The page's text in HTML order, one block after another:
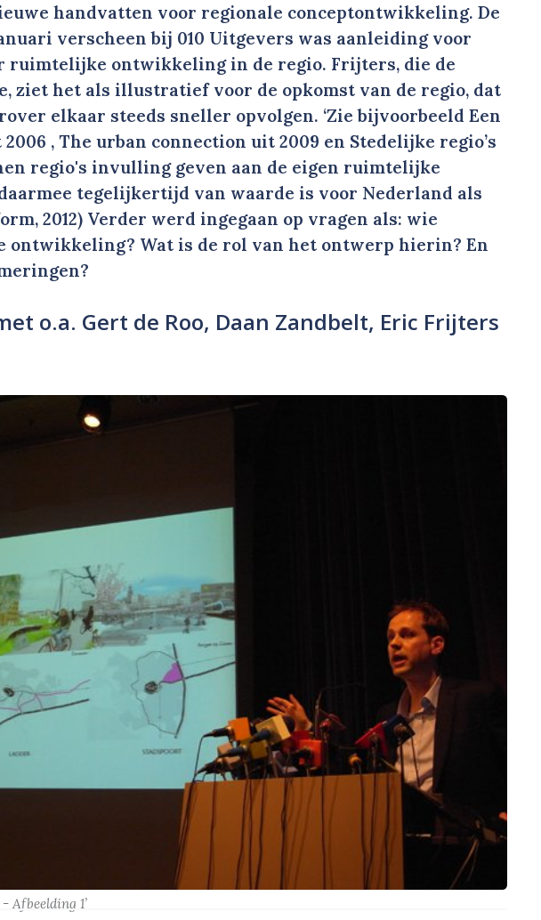
handvatten voor regionale conceptontwikkeling. De
verscheen bij 010 Uitgevers was aanleiding voor
ruimtelijke ontwikkeling in de regio. Frijters, die de
ziet het als illustratief voor de opkomst van de regio, dat
elkaar steeds sneller opvolgen. ‘Zie bijvoorbeeld Een
, The urban connection uit 2009 en Stedelijke regio’s
regio's invulling geven aan de eigen ruimtelijke
tegelijkertijd van waarde is voor Nederland als
2012) Verder werd ingegaan op vragen als: wie
Wat is de rol van het ontwerp hierin? En
o.a. Gert de Roo, Daan Zandbelt, Eric Frijters
Afbeelding 1’